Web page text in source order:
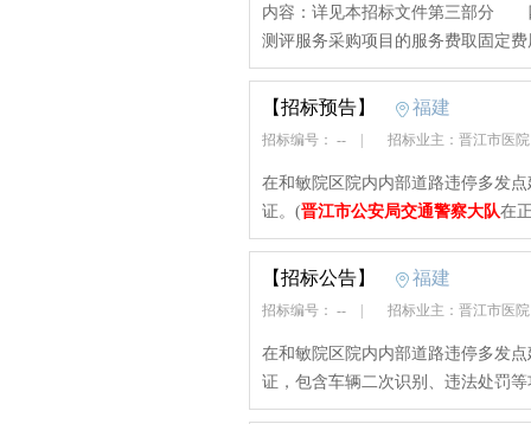
内容：详见本招标文件第三部分
测评服务采购项目的服务费取固定费
【招标预告】 福建
招标编号： -- 招标业主：晋江市医
在和敏院区院内内部道路违停多发
证。(晋江市公安局交通警察大队在
【招标公告】 福建
招标编号： -- 招标业主：晋江市医
在和敏院区院内内部道路违停多发
证，包含车辆二次识别、违法处罚